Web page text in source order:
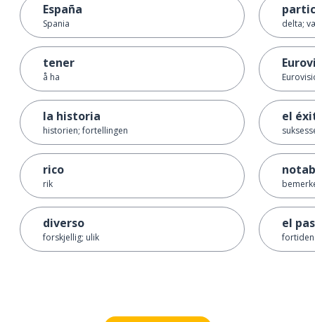
España
Spania
tener
å ha
la historia
historien; fortellingen
rico
rik
diverso
forskjellig; ulik
delta;
el
el
fortiden